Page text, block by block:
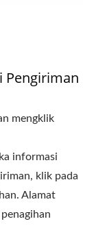
Pengiriman
mengklik
informasi
klik pada
Alamat